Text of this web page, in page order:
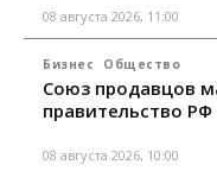
08 августа 2026, 11:00
Бизнес Общество
Союз продавцов
правительство РФ
08 августа 2026, 10:00